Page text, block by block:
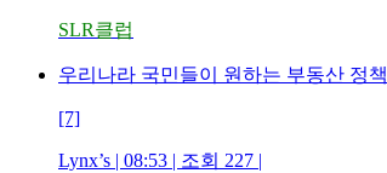
SLR클럽
우리나라 국민들이 원하는 부동산 정책
[7]
Lynx’s | 08:53 | 조회 227 |